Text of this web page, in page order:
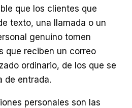
que los clientes que
texto, una llamada o un
genuino tomen
que reciben un correo
ordinario, de los que se
de entrada.
personales son las